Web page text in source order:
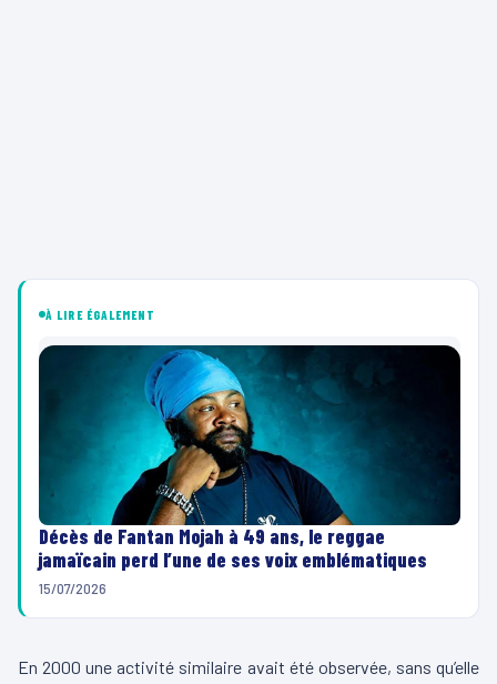
À LIRE ÉGALEMENT
Décès de Fantan Mojah à 49 ans, le reggae
jamaïcain perd l’une de ses voix emblématiques
15/07/2026
En 2000 une activité similaire avait été observée, sans qu’elle